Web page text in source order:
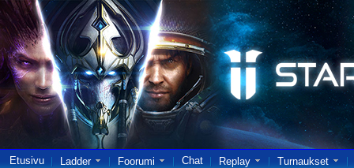
Etusivu Ladder Foorumi Chat Replay Turnaukset